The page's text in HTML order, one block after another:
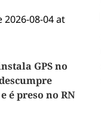
GPS no
é preso no RN